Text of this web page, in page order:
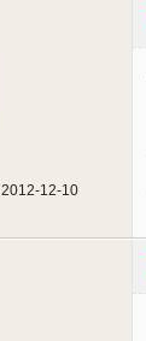
2012-12-10